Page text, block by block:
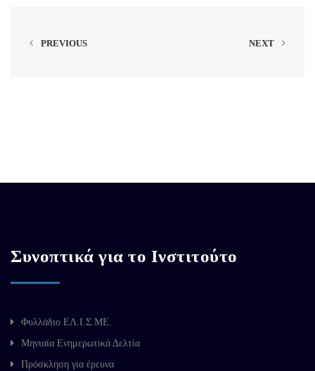
PREVIOUS NEXT
Συνοπτικά για το Ινστιτούτο
Φυλλάδιο ΕΛ.Ι.Σ.ΜΕ.
Μηνιαία Ενημερωτικά Δελτία
Πρόσκληση για έρευνα